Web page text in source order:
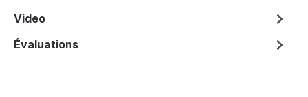
Video
Évaluations